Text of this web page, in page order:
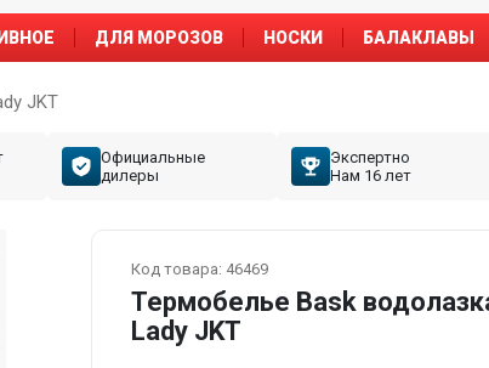
ДЛЯ МОРОЗОВ НОСКИ БАЛАКЛАВЫ
JKT
Официальные
дилеры
Экспертно
Нам 16 лет
Код товара: 46469
Термобелье Bask
Lady JKT